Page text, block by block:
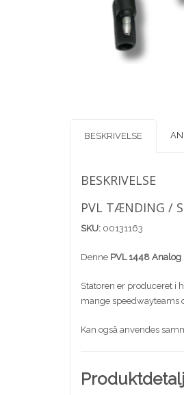
BESKRIVELSE
BESKRIVELSE
PVL TÆNDING /
SKU: 00131163
Denne PVL 1448 Analog
Statoren er produceret i
mange speedwayteams
Kan også anvendes